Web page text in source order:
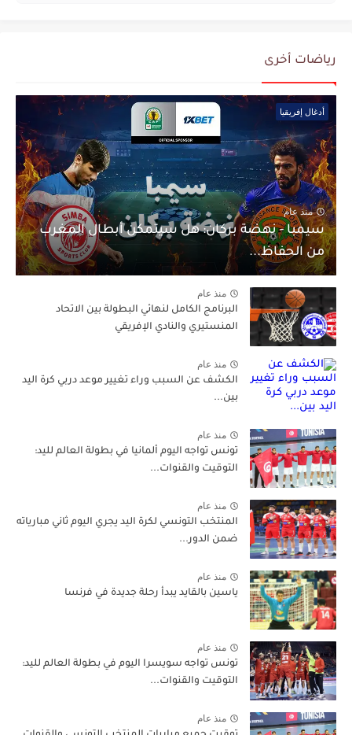
رياضات أخرى
أدغال إفريقيا
منذ عام
سيمبا - نهضة بركان: هل سيتمكن أبطال المغرب
من الحفاظ...
منذ عام
البرنامج الكامل لنهائي البطولة بين الاتحاد
المنستيري والنادي الإفريقي
منذ عام
الكشف عن السبب وراء تغيير موعد دربي كرة اليد
بين...
منذ عام
تونس تواجه اليوم ألمانيا في بطولة العالم لليد:
التوقيت والقنوات...
منذ عام
المنتخب التونسي لكرة اليد يجري اليوم ثاني مبارياته
ضمن الدور...
منذ عام
ياسين بالقايد يبدأ رحلة جديدة في فرنسا
منذ عام
تونس تواجه سويسرا اليوم في بطولة العالم لليد:
التوقيت والقنوات...
منذ عام